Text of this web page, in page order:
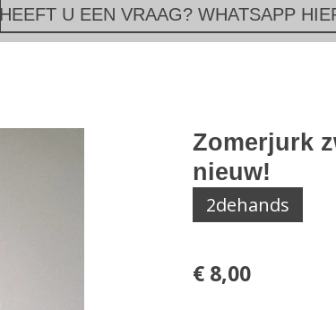
HEEFT U EEN VRAAG? WHATSAPP
Zomerjurk
nieuw!
2dehands
€ 8,00